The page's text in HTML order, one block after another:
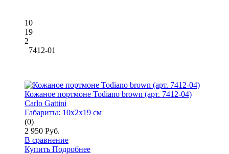
10
19
2
7412-01
Кожаное портмоне Todiano brown (арт. 7412-04)
Carlo Gattini
Габариты: 10x2x19 см
(0)
2 950 Руб.
В сравнение
Купить Подробнее